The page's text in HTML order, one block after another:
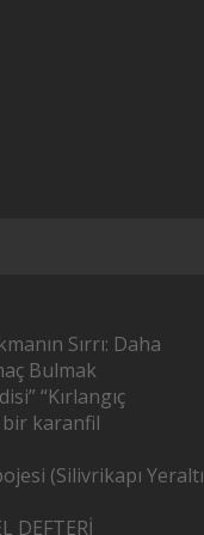
Sırrı: Daha
Bulmak
“Kırlangıç
bir karanfil
(Silivrikapı Yeraltı
DEFTERİ